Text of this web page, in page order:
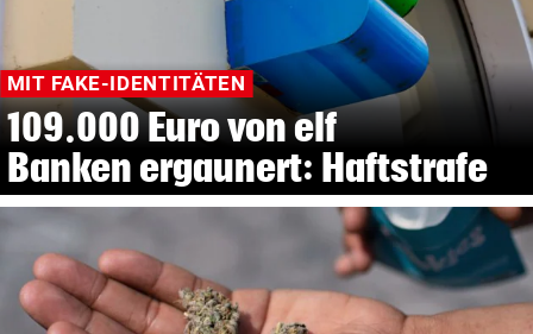
MIT FAKE-IDENTITÄTEN
109.000 Euro von elf
Banken ergaunert: Haftstrafe